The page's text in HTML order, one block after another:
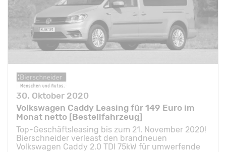
30. Oktober 2020
Volkswagen Caddy Leasing für 149 Euro im
Monat netto [Bestellfahrzeug]
Top-Geschäftsleasing bis zum 21. November 2020!
Bierschneider verleast den brandneuen
Volkswagen Caddy 2.0 TDI 75kW für umwerfende